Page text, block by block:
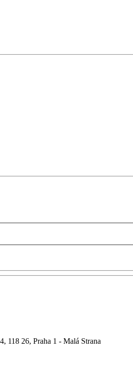
118 26, Praha 1 - Malá Strana